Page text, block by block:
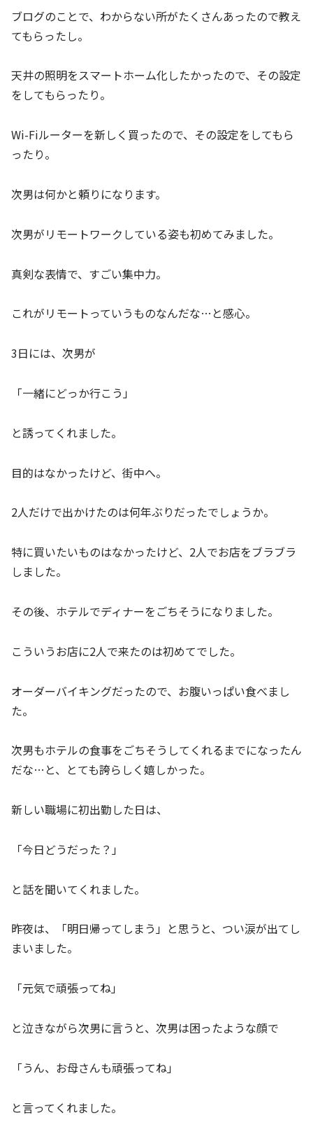
ブログのことで、わからない所がたくさんあったので教え
てもらったし。
天井の照明をスマートホーム化したかったので、その設定
をしてもらったり。
Wi-Fiルーターを新しく買ったので、その設定をしてもら
ったり。
次男は何かと頼りになります。
次男がリモートワークしている姿も初めてみました。
真剣な表情で、すごい集中力。
これがリモートっていうものなんだな…と感心。
3日には、次男が
「一緒にどっか行こう」
と誘ってくれました。
目的はなかったけど、街中へ。
2人だけで出かけたのは何年ぶりだったでしょうか。
特に買いたいものはなかったけど、2人でお店をブラブラ
しました。
その後、ホテルでディナーをごちそうになりました。
こういうお店に2人で来たのは初めてでした。
オーダーバイキングだったので、お腹いっぱい食べまし
た。
次男もホテルの食事をごちそうしてくれるまでになったん
だな…と、とても誇らしく嬉しかった。
新しい職場に初出勤した日は、
「今日どうだった？」
と話を聞いてくれました。
昨夜は、「明日帰ってしまう」と思うと、つい涙が出てし
まいました。
「元気で頑張ってね」
と泣きながら次男に言うと、次男は困ったような顔で
「うん、お母さんも頑張ってね」
と言ってくれました。